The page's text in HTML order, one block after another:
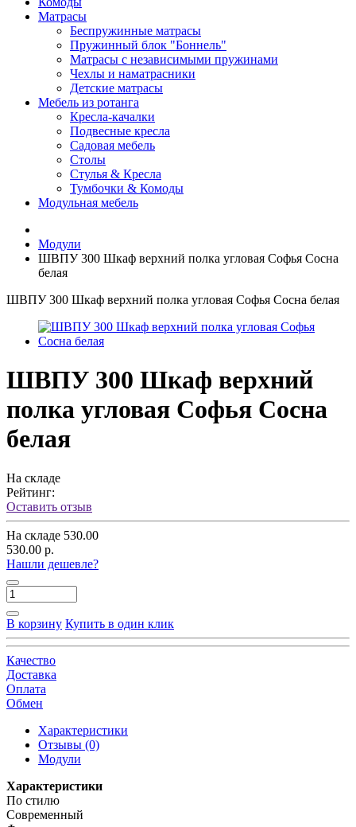
Матрасы
Беспружинные матрасы
Пружинный блок "Боннель"
Матрасы с независимыми пружинами
Чехлы и наматрасники
Детские матрасы
Мебель из ротанга
Кресла-качалки
Подвесные кресла
Садовая мебель
Столы
Стулья & Кресла
Тумбочки & Комоды
Модульная мебель
Модули
ШВПУ 300 Шкаф верхний полка угловая Софья Сосна
белая
ШВПУ 300 Шкаф верхний полка угловая Софья Сосна белая
ШВПУ 300 Шкаф верхний
полка угловая Софья Сосна
белая
На складе
Рейтинг:
Оставить отзыв
На складе 530.00
530.00 р.
Нашли дешевле?
В корзину Купить в один клик
Качество
Доставка
Оплата
Обмен
Характеристики
Отзывы (0)
Модули
Характеристики
По стилю
Современный